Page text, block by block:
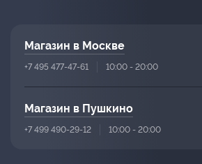
Магазин в Москве
+7 495 477-47-61 10:00 - 20:00
Магазин в Пушкино
+7 499 490-29-12 10:00 - 20:00